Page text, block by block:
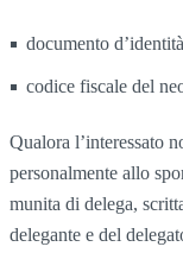
documento
codice fiscale del
Qualora l’interessato
personalmente allo
munita di delega,
delegante e del